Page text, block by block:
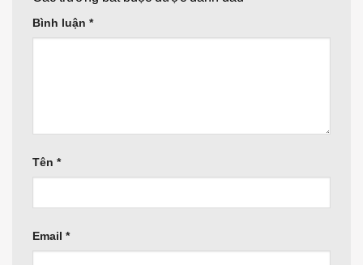
Bình luận *
Tên *
Email *